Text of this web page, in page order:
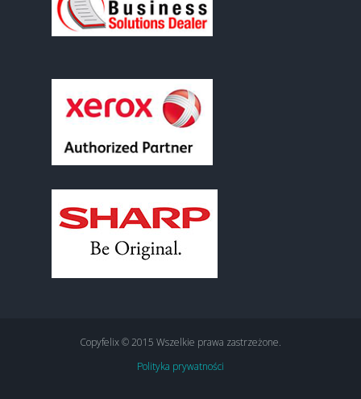
Copyfelix © 2015 Wszelkie prawa zastrzeżone.
Polityka prywatności